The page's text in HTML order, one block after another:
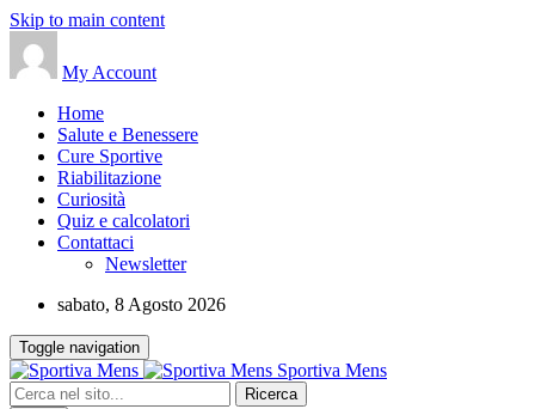
Skip to main content
My Account
Home
Salute e Benessere
Cure Sportive
Riabilitazione
Curiosità
Quiz e calcolatori
Contattaci
Newsletter
sabato, 8 Agosto 2026
Toggle navigation
Sportiva Mens